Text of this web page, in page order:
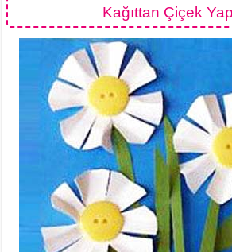
Kağıttan Çiçek